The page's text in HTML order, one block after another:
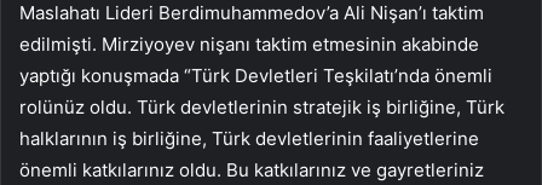
Maslahatı Lideri Berdimuhammedov’a Ali Nişan’ı taktim
edilmişti. Mirziyoyev nişanı taktim etmesinin akabinde
yaptığı konuşmada “Türk Devletleri Teşkilatı’nda önemli
rolünüz oldu. Türk devletlerinin stratejik iş birliğine, Türk
halklarının iş birliğine, Türk devletlerinin faaliyetlerine
önemli katkılarınız oldu. Bu katkılarınız ve gayretleriniz